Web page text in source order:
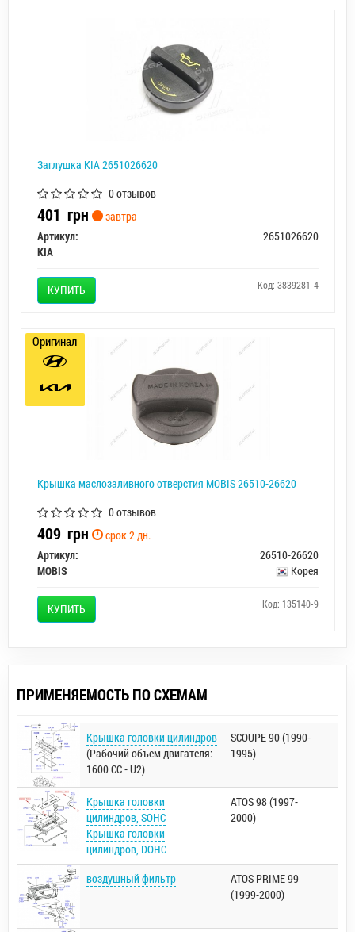
Заглушка KIA 2651026620
0 отзывов
401 грн
завтра
Артикул:
2651026620
KIA
КУПИТЬ Код: 3839281-4
Крышка маслозаливного отверстия MOBIS 26510-26620
0 отзывов
409 грн
срок 2 дн.
Артикул:
26510-26620
MOBIS
Корея
КУПИТЬ Код: 135140-9
Оригинал
ПРИМЕНЯЕМОСТЬ ПО СХЕМАМ
Крышка головки цилиндров
(Рабочий объем двигателя:
1600 CC - U2)
SCOUPE 90 (1990-
1995)
Крышка головки
цилиндров, SOHC
Крышка головки
цилиндров, DOHC
ATOS 98 (1997-
2000)
воздушный фильтр
ATOS PRIME 99
(1999-2000)